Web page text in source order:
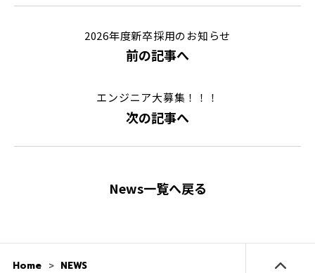
2026年度新卒採用のお知らせ
前の記事へ
エンジニア大募集！！！
次の記事へ
News一覧へ戻る
Home NEWS